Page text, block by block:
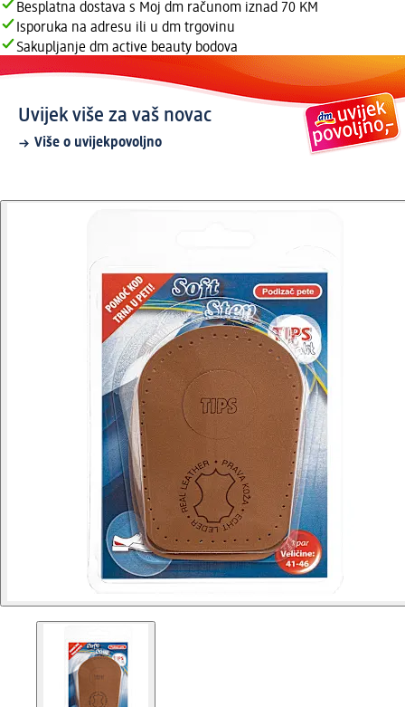
Besplatna dostava s Moj dm računom iznad 70 KM
Isporuka na adresu ili u dm trgovinu
Sakupljanje dm active beauty bodova
Uvijek više za vaš novac
Više o uvijekpovoljno